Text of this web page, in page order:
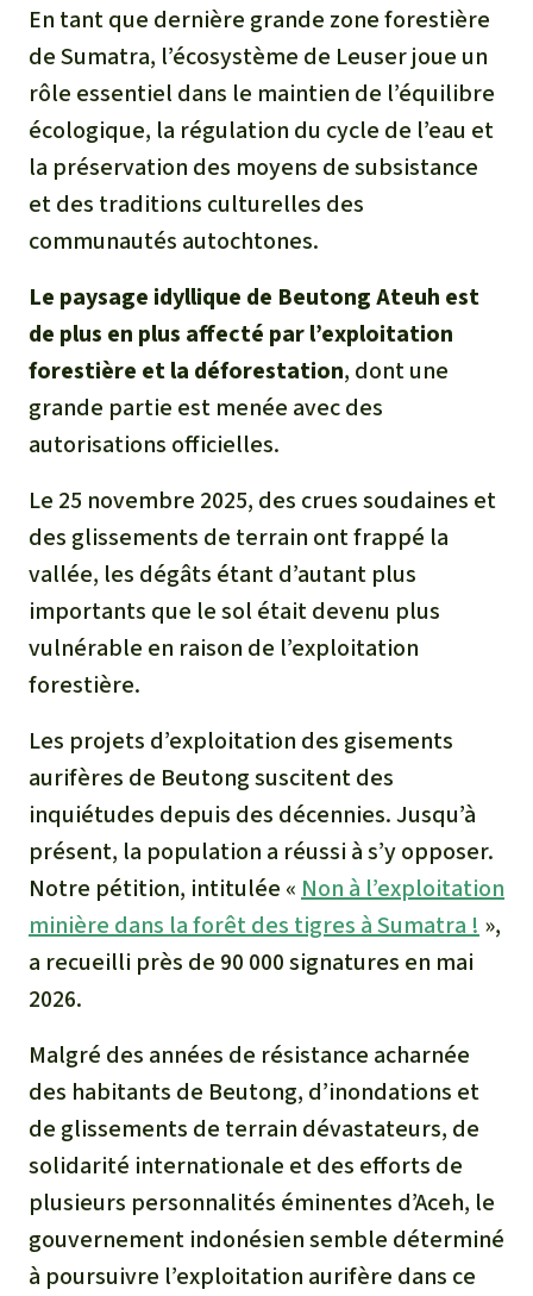
Le braconnage
Les barrages
Le ciment et le béton
En tant que dernière grande zone forestière
de Sumatra, l’écosystème de Leuser joue un
rôle essentiel dans le maintien de l’équilibre
écologique, la régulation du cycle de l’eau et
la préservation des moyens de subsistance
et des traditions culturelles des
communautés autochtones.
Le paysage idyllique de Beutong Ateuh est
de plus en plus affecté par l’exploitation
forestière et la déforestation, dont une
grande partie est menée avec des
autorisations officielles.
Le 25 novembre 2025, des crues soudaines et
des glissements de terrain ont frappé la
vallée, les dégâts étant d’autant plus
importants que le sol était devenu plus
vulnérable en raison de l’exploitation
forestière.
Les projets d’exploitation des gisements
aurifères de Beutong suscitent des
inquiétudes depuis des décennies. Jusqu’à
présent, la population a réussi à s’y opposer.
Notre pétition, intitulée « Non à l’exploitation
minière dans la forêt des tigres à Sumatra ! »,
a recueilli près de 90 000 signatures en mai
2026.
Malgré des années de résistance acharnée
des habitants de Beutong, d’inondations et
de glissements de terrain dévastateurs, de
solidarité internationale et des efforts de
plusieurs personnalités éminentes d’Aceh, le
gouvernement indonésien semble déterminé
à poursuivre l’exploitation aurifère dans ce